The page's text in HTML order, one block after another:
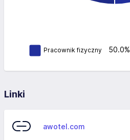
Pracownik fizyczny 50.0%
Linki
awotel.com